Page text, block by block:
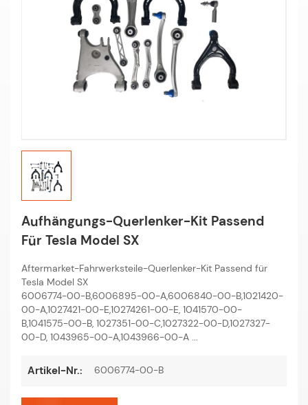
Aufhängungs-Querlenker-Kit Passend
Für Tesla Model SX
Aftermarket-Fahrwerksteile-Querlenker-Kit Passend für
Tesla Model SX
6006774-00-B,6006895-00-A,6006840-00-B,1021420-
00-A,1027421-00-E,10274261-00-E, 1041570-00-
B,1041575-00-B, 1027351-00-C,1027322-00-D,1027327-
00-D, 1043965-00-A,1043966-00-A ...
Artikel-Nr.: 6006774-00-B